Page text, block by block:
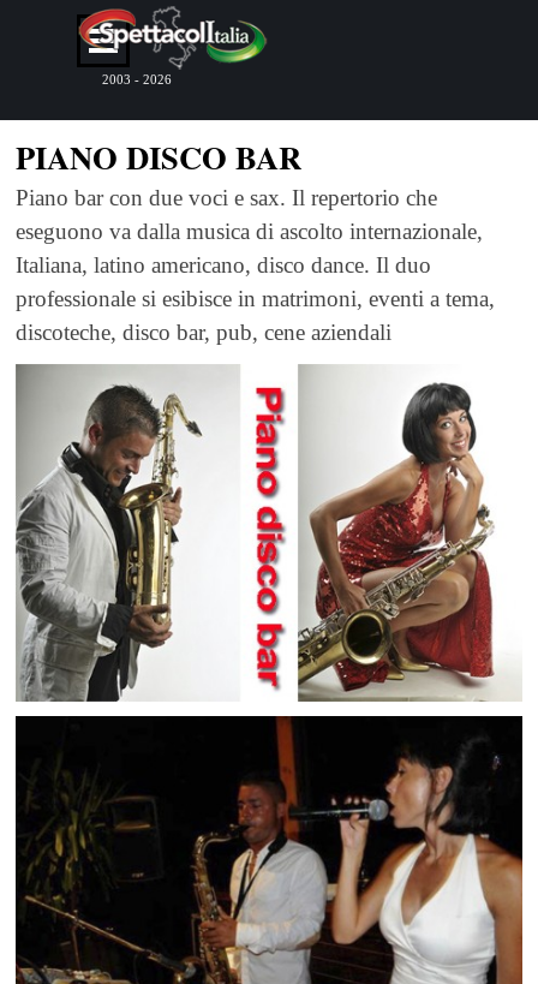
Vai ai contenuti
Salta menù
2003 - 2026
PIANO DISCO BAR
Piano bar con due voci e sax. Il repertorio che
eseguono va dalla musica di ascolto internazionale,
Italiana, latino americano, disco dance. Il duo
professionale si esibisce in matrimoni, eventi a tema,
discoteche, disco bar, pub, cene aziendali